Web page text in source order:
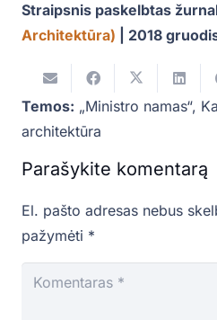
Straipsnis paskelbtas
Architektūra) | 2018
Temos: „Ministro namas“,
architektūra
Parašykite komentarą
El. pašto adresas nebus
pažymėti *